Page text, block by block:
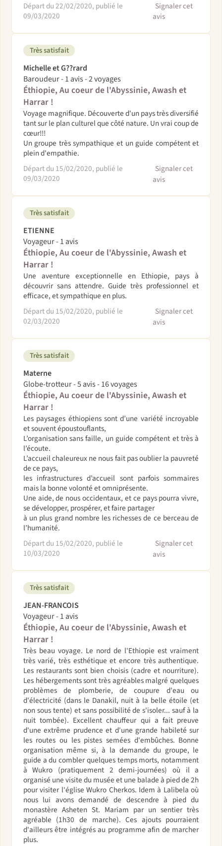
Départ du 22/02/2020, publié le
09/03/2020
Signaler cet
avis
Très satisfait
Michelle et G??rard
Baroudeur - 1 avis - 2 voyages
Éthiopie, Au coeur de l'Abyssinie, Awash et
Harrar !
Voyage magnifique. Découverte d'un pays très diversifié
tant sur le plan culturel que côté nature. Un vrai coup de
cœur!!!
Un groupe très sympathique et un guide compétent et
plein d'empathie.
Départ du 15/02/2020, publié le
09/03/2020
Signaler cet
avis
Très satisfait
ETIENNE
Voyageur - 1 avis
Éthiopie, Au coeur de l'Abyssinie, Awash et
Harrar !
Une aventure exceptionnelle en Ethiopie, pays à
découvrir sans attendre. Guide très professionnel et
efficace, et sympathique en plus.
Départ du 15/02/2020, publié le
02/03/2020
Signaler cet
avis
Très satisfait
Materne
Globe-trotteur - 5 avis - 16 voyages
Éthiopie, Au coeur de l'Abyssinie, Awash et
Harrar !
Les paysages éthiopiens sont d’une variété incroyable
et souvent époustouflants,
L’organisation sans faille, un guide compétent et très à
l’écoute.
L’accueil chaleureux ne nous fait pas oublier la pauvreté
de ce pays,
les infrastructures d’accueil sont parfois sommaires
mais la bonne volonté et omniprésente.
Une aide, de nous occidentaux, et ce pays pourra vivre,
se développer, prospérer, et faire partager
à un plus grand nombre les richesses de ce berceau de
l’humanité.
Départ du 15/02/2020, publié le
10/03/2020
Signaler cet
avis
Très satisfait
JEAN-FRANCOIS
Voyageur - 1 avis
Éthiopie, Au coeur de l'Abyssinie, Awash et
Harrar !
Très beau voyage. Le nord de l'Ethiopie est vraiment
très varié, très esthétique et encore très authentique.
Les restaurants sont bien choisis (cadre et nourriture).
Les hébergements sont très agréables malgré quelques
problèmes de plomberie, de coupure d'eau ou
d'électricité (dans le Danakil, nuit à la belle étoile (et
non sous tente) et sans possibilité de s'isoler... sauf à la
nuit tombée). Excellent chauffeur qui a fait preuve
d'une extrême prudence et d'une grande habileté sur
les routes ou les pistes semées d'embûches. Bonne
organisation même si, à la demande du groupe, le
guide a du combler quelques temps morts, notamment
à Wukro (pratiquement 2 demi-journées) où il a
organisé une visite du musée et une balade à pied de 2h
pour visiter l'église Wukro Cherkos. Idem à Lalibela où
nous lui avons demandé de descendre à pied du
monastère Asheten St. Mariam par un sentier très
agréable (1h30 de marche). Ces ajouts pourraient
d'ailleurs être intégrés au programme afin de marcher
plus.